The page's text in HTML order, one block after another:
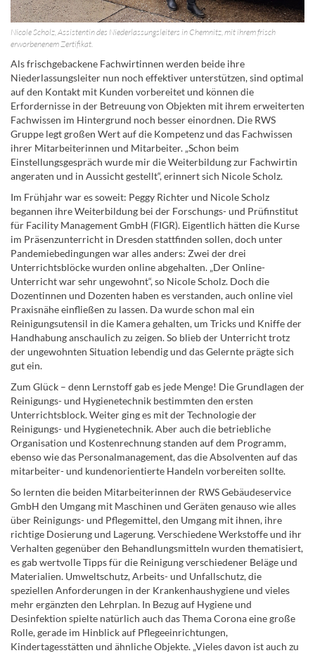
Nicole Scholz, Assistentin des Niederlassungsleiters in Chemnitz, mit ihrem frisch
erworbenenem Zertifikat.
Als frischgebackene Fachwirtinnen werden beide ihre
Niederlassungsleiter nun noch effektiver unterstützen, sind optimal
auf den Kontakt mit Kunden vorbereitet und können die
Erfordernisse in der Betreuung von Objekten mit ihrem erweiterten
Fachwissen im Hintergrund noch besser einordnen. Die RWS
Gruppe legt großen Wert auf die Kompetenz und das Fachwissen
ihrer Mitarbeiterinnen und Mitarbeiter. „Schon beim
Einstellungsgespräch wurde mir die Weiterbildung zur Fachwirtin
angeraten und in Aussicht gestellt“, erinnert sich Nicole Scholz.
Im Frühjahr war es soweit: Peggy Richter und Nicole Scholz
begannen ihre Weiterbildung bei der Forschungs- und Prüfinstitut
für Facility Management GmbH (FIGR). Eigentlich hätten die Kurse
im Präsenzunterricht in Dresden stattfinden sollen, doch unter
Pandemiebedingungen war alles anders: Zwei der drei
Unterrichtsblöcke wurden online abgehalten. „Der Online-
Unterricht war sehr ungewohnt“, so Nicole Scholz. Doch die
Dozentinnen und Dozenten haben es verstanden, auch online viel
Praxisnähe einfließen zu lassen. Da wurde schon mal ein
Reinigungsutensil in die Kamera gehalten, um Tricks und Kniffe der
Handhabung anschaulich zu zeigen. So blieb der Unterricht trotz
der ungewohnten Situation lebendig und das Gelernte prägte sich
gut ein.
Zum Glück – denn Lernstoff gab es jede Menge! Die Grundlagen der
Reinigungs- und Hygienetechnik bestimmten den ersten
Unterrichtsblock. Weiter ging es mit der Technologie der
Reinigungs- und Hygienetechnik. Aber auch die betriebliche
Organisation und Kostenrechnung standen auf dem Programm,
ebenso wie das Personalmanagement, das die Absolventen auf das
mitarbeiter- und kundenorientierte Handeln vorbereiten sollte.
So lernten die beiden Mitarbeiterinnen der RWS Gebäudeservice
GmbH den Umgang mit Maschinen und Geräten genauso wie alles
über Reinigungs- und Pflegemittel, den Umgang mit ihnen, ihre
richtige Dosierung und Lagerung. Verschiedene Werkstoffe und ihr
Verhalten gegenüber den Behandlungsmitteln wurden thematisiert,
es gab wertvolle Tipps für die Reinigung verschiedener Beläge und
Materialien. Umweltschutz, Arbeits- und Unfallschutz, die
speziellen Anforderungen in der Krankenhaushygiene und vieles
mehr ergänzten den Lehrplan. In Bezug auf Hygiene und
Desinfektion spielte natürlich auch das Thema Corona eine große
Rolle, gerade im Hinblick auf Pflegeeinrichtungen,
Kindertagesstätten und ähnliche Objekte. „Vieles davon ist auch zu